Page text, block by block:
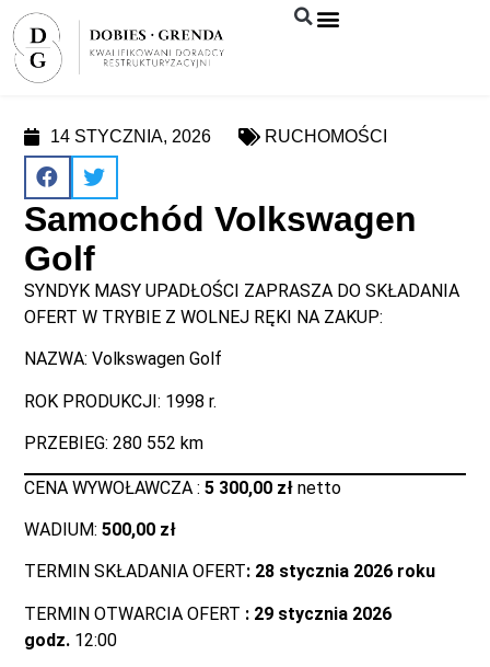
14 STYCZNIA, 2026 RUCHOMOŚCI
Samochód Volkswagen
Golf
SYNDYK MASY UPADŁOŚCI ZAPRASZA DO SKŁADANIA
OFERT W TRYBIE Z WOLNEJ RĘKI NA ZAKUP:
NAZWA: Volkswagen Golf
ROK PRODUKCJI: 1998 r.
PRZEBIEG: 280 552 km
CENA WYWOŁAWCZA :5 300,00 zł netto
WADIUM:500,00 zł
TERMIN SKŁADANIA OFERT: 28 stycznia 2026 roku
TERMIN OTWARCIA OFERT : 29 stycznia 2026
godz. 12:00